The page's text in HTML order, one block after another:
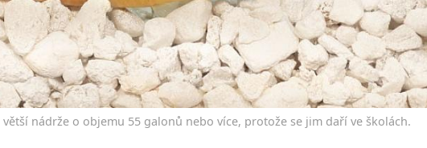
nádrže o objemu 55 galonů nebo více, protože se jim daří ve školách.